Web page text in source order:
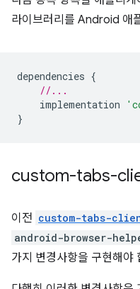
라이브러리를 Android 애
dependencies {
//...
implementation
}
custom-tabs-
이전 custom-tabs-
android-browser-
가지 변경사항을 구현해야